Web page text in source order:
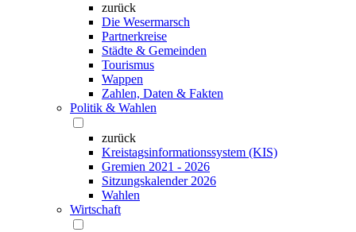
zurück
Die Wesermarsch
Partnerkreise
Städte & Gemeinden
Tourismus
Wappen
Zahlen, Daten & Fakten
Politik & Wahlen
zurück
Kreistagsinformationssystem (KIS)
Gremien 2021 - 2026
Sitzungskalender 2026
Wahlen
Wirtschaft